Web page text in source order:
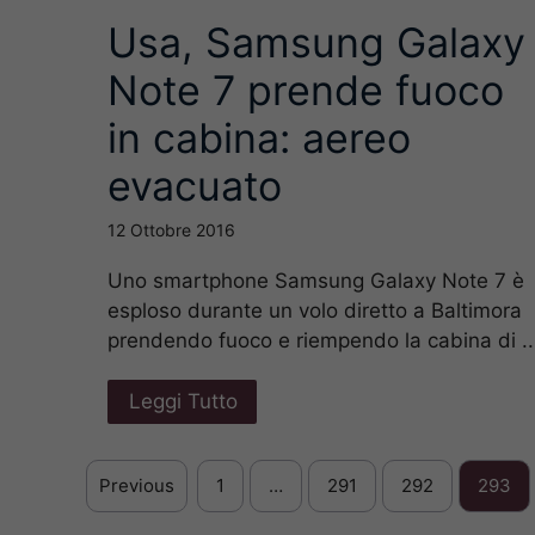
Usa, Samsung Galaxy
Note 7 prende fuoco
in cabina: aereo
evacuato
12 Ottobre 2016
Uno smartphone Samsung Galaxy Note 7 è
esploso durante un volo diretto a Baltimora
prendendo fuoco e riempendo la cabina di
Leggi Tutto
Previous 1 … 291 292 293